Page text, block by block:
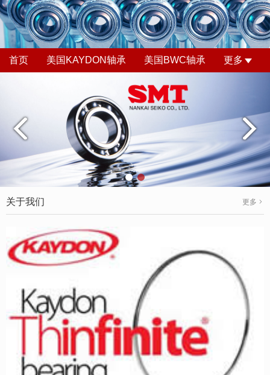
首页 美国KAYDON轴承 美国BWC轴承 更多
关于我们 更多